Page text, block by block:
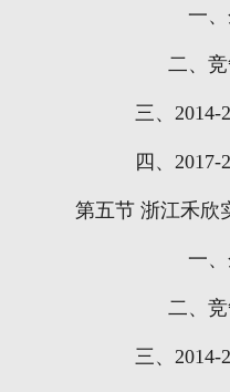
一
二、
三、 2014-
四、 2017-
第五节 浙江禾欣
一
二、
三、 2014-